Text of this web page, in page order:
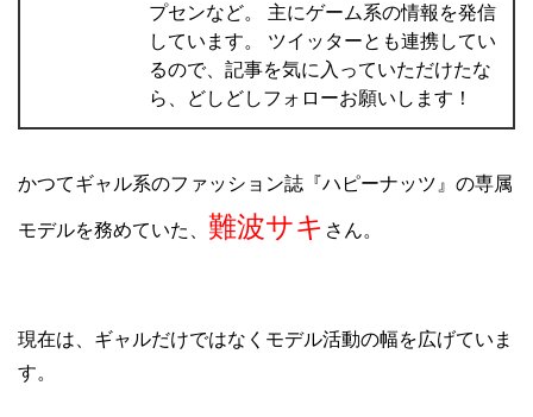
プセンなど。 主にゲーム系の情報を発信
しています。 ツイッターとも連携してい
るので、記事を気に入っていただけたな
ら、どしどしフォローお願いします！
かつてギャル系のファッション誌『ハピーナッツ』の専属
モデルを務めていた、 難波サキ さん。
現在は、ギャルだけではなくモデル活動の幅を広げていま
す。